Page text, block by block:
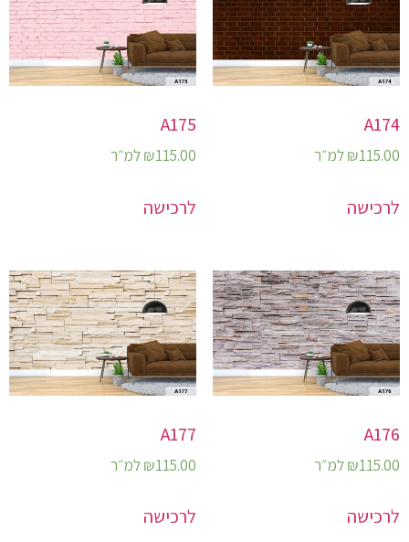
A174
₪115.00 למ״ר
לרכישה
A175
₪115.00 למ״ר
לרכישה
A176
₪115.00 למ״ר
לרכישה
A177
₪115.00 למ״ר
לרכישה